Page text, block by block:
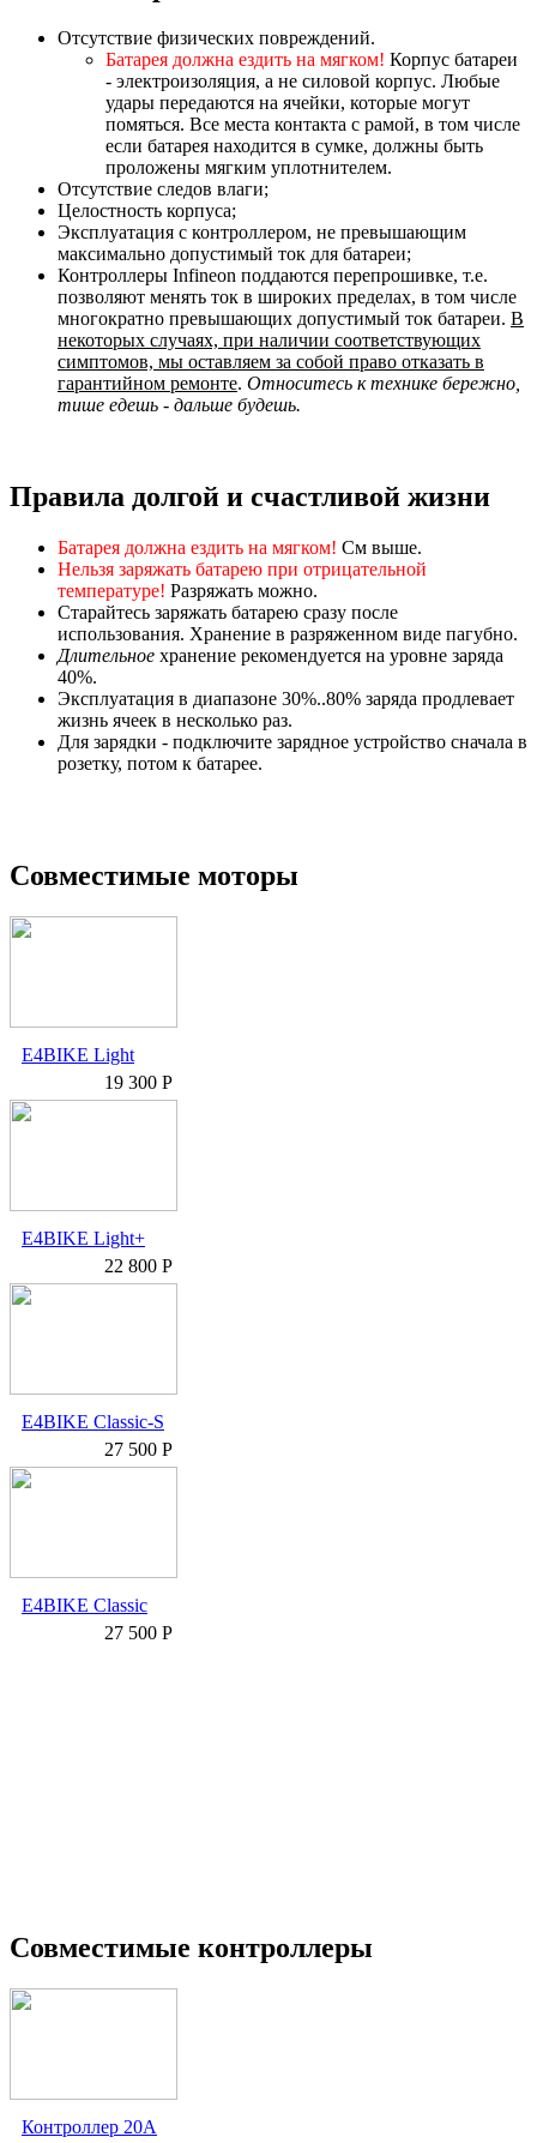
Отсутствие физических повреждений.
Батарея должна ездить на мягком! Корпус батареи
- электроизоляция, а не силовой корпус. Любые
удары передаются на ячейки, которые могут
помяться. Все места контакта с рамой, в том числе
если батарея находится в сумке, должны быть
проложены мягким уплотнителем.
Отсутствие следов влаги;
Целостность корпуса;
Эксплуатация с контроллером, не превышающим
максимально допустимый ток для батареи;
Контроллеры Infineon поддаются перепрошивке, т.е.
позволяют менять ток в широких пределах, в том числе
многократно превышающих допустимый ток батареи. В
некоторых случаях, при наличии соответствующих
симптомов, мы оставляем за собой право отказать в
гарантийном ремонте. Относитесь к технике бережно,
тише едешь - дальше будешь.
Правила долгой и счастливой жизни
Батарея должна ездить на мягком! См выше.
Нельзя заряжать батарею при отрицательной
температуре! Разряжать можно.
Старайтесь заряжать батарею сразу после
использования. Хранение в разряженном виде пагубно.
Длительное хранение рекомендуется на уровне заряда
40%.
Эксплуатация в диапазоне 30%..80% заряда продлевает
жизнь ячеек в несколько раз.
Для зарядки - подключите зарядное устройство сначала в
розетку, потом к батарее.
Совместимые моторы
E4BIKE Light
19 300 Р
E4BIKE Light+
22 800 Р
E4BIKE Classic-S
27 500 Р
E4BIKE Classic
27 500 Р
Совместимые контроллеры
Контроллер 20А